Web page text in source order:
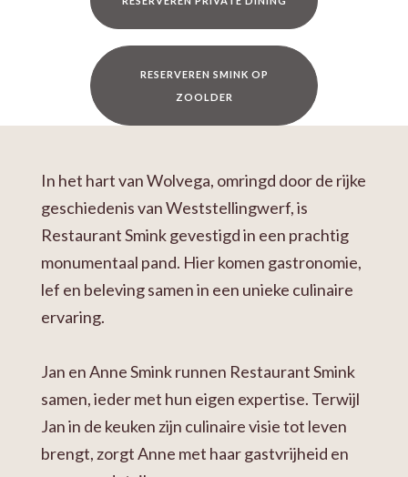
RESERVEREN SMINK OP
ZOOLDER
In het hart van Wolvega, omringd door de rijke
geschiedenis van Weststellingwerf, is
Restaurant Smink gevestigd in een prachtig
monumentaal pand. Hier komen gastronomie,
lef en beleving samen in een unieke culinaire
ervaring.
Jan en Anne Smink runnen Restaurant Smink
samen, ieder met hun eigen expertise. Terwijl
Jan in de keuken zijn culinaire visie tot leven
brengt, zorgt Anne met haar gastvrijheid en